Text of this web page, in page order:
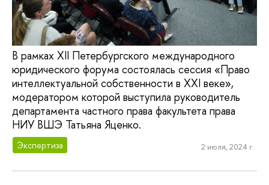
В рамках XII Петербургского международного
юридического форума состоялась сессия «Право
интеллектуальной собственности в XXI веке»,
модератором которой выступила руководитель
департамента частного права факультета права
НИУ ВШЭ Татьяна Яценко.
Экспертиза 2 июля, 2024 г.